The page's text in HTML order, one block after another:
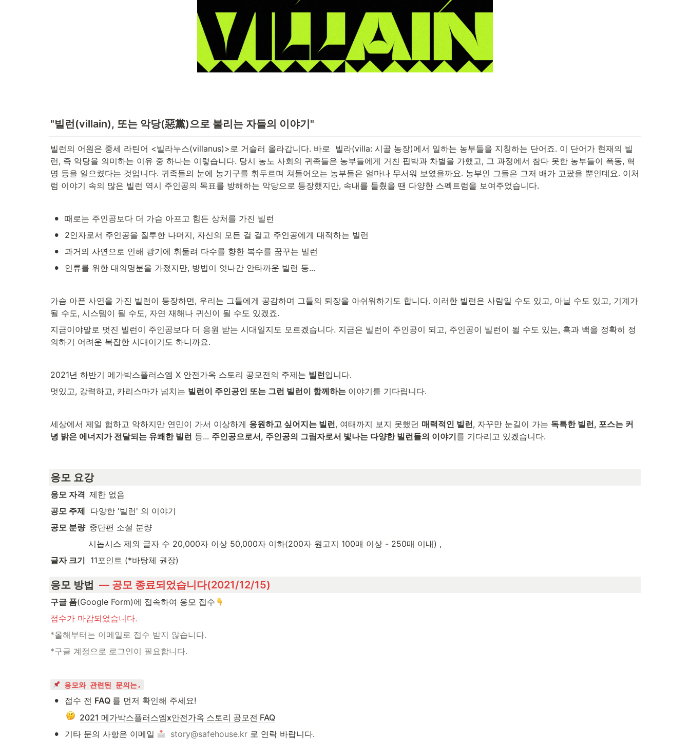
"빌런(villain), 또는 악당(惡黨)으로 불리는 자들의 이야기"
빌런의 어원은 중세 라틴어 <빌라누스(villanus)>로 거슬러 올라갑니다. 바로  빌라(villa: 시골 농장)에서 일하는 농부들을 지칭하는 단어죠. 이 단어가 현재의 빌
런, 즉 악당을 의미하는 이유 중 하나는 이렇습니다. 당시 농노 사회의 귀족들은 농부들에게 거친 핍박과 차별을 가했고, 그 과정에서 참다 못한 농부들이 폭동, 혁
명 등을 일으켰다는 것입니다. 귀족들의 눈에 농기구를 휘두르며 쳐들어오는 농부들은 얼마나 무서워 보였을까요. 농부인 그들은 그저 배가 고팠을 뿐인데요. 이처
럼 이야기 속의 많은 빌런 역시 주인공의 목표를 방해하는 악당으로 등장했지만, 속내를 들췄을 땐 다양한 스펙트럼을 보여주었습니다.
• 때로는 주인공보다 더 가슴 아프고 힘든 상처를 가진 빌런
• 2인자로서 주인공을 질투한 나머지, 자신의 모든 걸 걸고 주인공에게 대적하는 빌런
• 과거의 사연으로 인해 광기에 휘둘려 다수를 향한 복수를 꿈꾸는 빌런
• 인류를 위한 대의명분을 가졌지만, 방법이 엇나간 안타까운 빌런 등...
가슴 아픈 사연을 가진 빌런이 등장하면, 우리는 그들에게 공감하며 그들의 퇴장을 아쉬워하기도 합니다. 이러한 빌런은 사람일 수도 있고, 아닐 수도 있고, 기계가
될 수도, 시스템이 될 수도, 자연 재해나 귀신이 될 수도 있겠죠.
지금이야말로 멋진 빌런이 주인공보다 더 응원 받는 시대일지도 모르겠습니다. 지금은 빌런이 주인공이 되고, 주인공이 빌런이 될 수도 있는, 흑과 백을 정확히 정
의하기 어려운 복잡한 시대이기도 하니까요.
2021년 하반기 메가박스플러스엠 X 안전가옥 스토리 공모전의 주제는 빌런입니다.
멋있고, 강력하고, 카리스마가 넘치는 빌런이 주인공인 또는 그런 빌런이 함께하는 이야기를 기다립니다.
세상에서 제일 험하고 악하지만 연민이 가서 이상하게 응원하고 싶어지는 빌런, 여태까지 보지 못했던 매력적인 빌런, 자꾸만 눈길이 가는 독특한 빌런, 포스는 커
녕 밝은 에너지가 전달되는 유쾌한 빌런 등... 주인공으로서, 주인공의 그림자로서 빛나는 다양한 빌런들의 이야기를 기다리고 있겠습니다.
응모 요강
응모 자격 제한 없음
공모 주제
  다양한 '빌런' 의 이야기
공모 분량 중단편 소설 분량
          시놉시스 제외 글자 수 20,000자 이상 50,000자 이하(200자 원고지 100매 이상 - 250매 이내) ,
글자 크기
  11포인트 (*바탕체 권장)
응모 방법
  — 공모 종료되었습니다(2021/12/15)
구글 폼(Google Form)에 접속하여 응모 접수
접수가 마감되었습니다.
*올해부터는 이메일로 접수 받지 않습니다.
*구글 계정으로 로그인이 필요합니다.
응모와 관련된 문의는,
• 접수 전 FAQ 를 먼저 확인해 주세요!
2021 메가박스플러스엠x안전가옥 스토리 공모전 FAQ
• 기타 문의 사항은 이메일 story@safehouse.kr 로 연락 바랍니다.